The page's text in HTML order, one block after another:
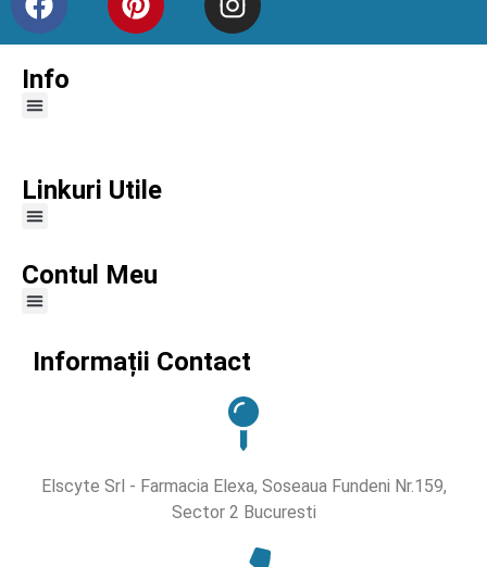
Info
Linkuri Utile
Contul Meu
Informații Contact
Elscyte Srl - Farmacia Elexa, Soseaua Fundeni Nr.159,
Sector 2 Bucuresti